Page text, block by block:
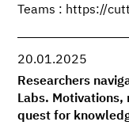
Teams : https://
20.01.2025
Researchers
Labs.
quest for